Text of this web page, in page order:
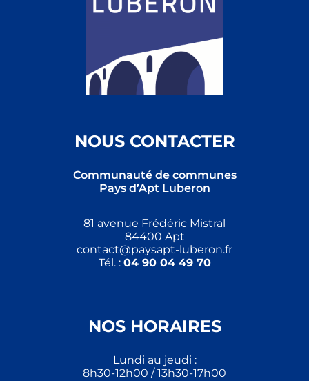
NOUS CONTACTER
Communauté de communes
Pays d’Apt Luberon
81 avenue Frédéric Mistral
84400 Apt
contact@paysapt-luberon.fr
Tél. : 04 90 04 49 70
NOS HORAIRES
Lundi au jeudi :
8h30-12h00 / 13h30-17h00